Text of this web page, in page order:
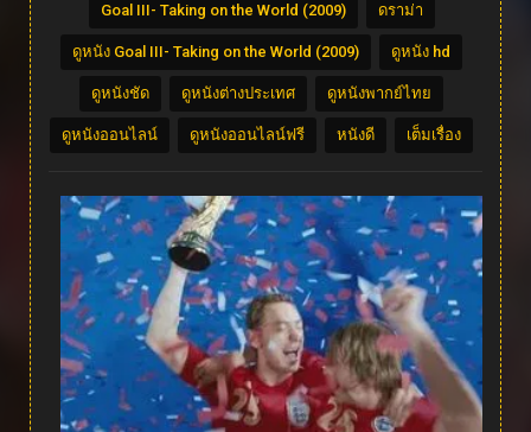
Goal III- Taking on the World (2009) ดราม่า
ดูหนัง Goal III- Taking on the World (2009) ดูหนัง hd
ดูหนังชัด ดูหนังต่างประเทศ ดูหนังพากย์ไทย
ดูหนังออนไลน์ ดูหนังออนไลน์ฟรี หนังดี เต็มเรื่อง